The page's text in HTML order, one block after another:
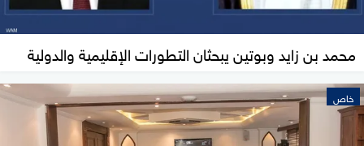
محمد بن زايد وبوتين يبحثان التطورات الإقليمية والدولية
خاص